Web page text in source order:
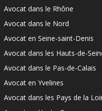
Avocat dans le Rhône
Avocat dans le Nord
Avocat en Seine-saint-Denis
Avocat dans les Hauts-de-
Avocat dans le Pas-de-Calais
Avocat en Yvelines
Avocat dans les Pays de la